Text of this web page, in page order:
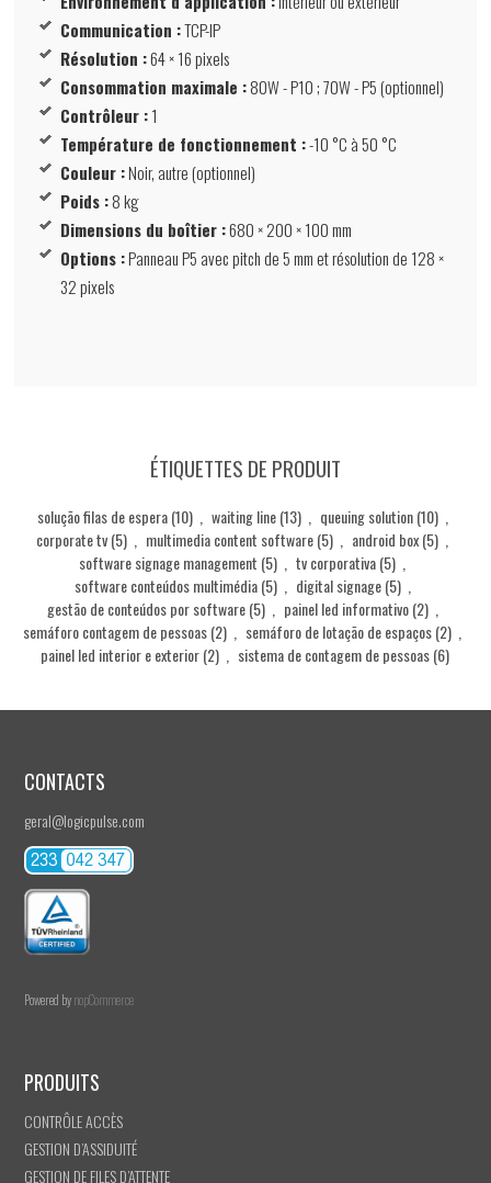
Communication :TCP-IP
Résolution :64 × 16 pixels
Consommation maximale :80W - P10 ; 70W - P5 (optionnel)
Contrôleur :1
Température de fonctionnement :-10 °C à 50 °C
Couleur :Noir, autre (optionnel)
Poids :8 kg
Dimensions du boîtier :680 × 200 × 100 mm
Options :Panneau P5 avec pitch de 5 mm et résolution de 128 ×
32 pixels
ÉTIQUETTES DE PRODUIT
solução filas de espera(10) waiting line(13) queuing solution(10)
corporate tv(5) multimedia content software(5) android box(5)
software signage management (5) tv corporativa(5)
software conteúdos multimédia(5) digital signage(5)
gestão de conteúdos por software(5) painel led informativo(2)
semáforo contagem de pessoas(2) semáforo de lotação de espaços(2)
painel led interior e exterior(2) sistema de contagem de pessoas(6)
CONTACTS
geral@logicpulse.com
Powered bynopCommerce
PRODUITS
CONTRÔLE ACCÈS
GESTION D’ASSIDUITÉ
GESTION DE FILES D’ATTENTE